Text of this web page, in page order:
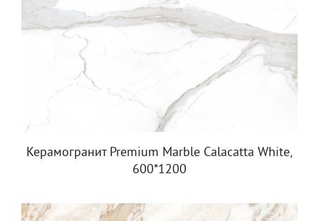
Керамогранит Premium Marble Calacatta White,
600*1200